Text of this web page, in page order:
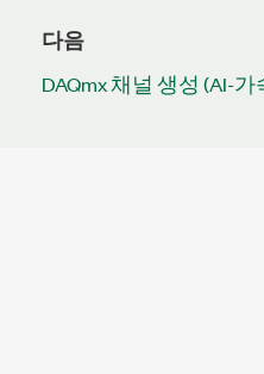
다음
DAQmx 채널 생성 (AI-